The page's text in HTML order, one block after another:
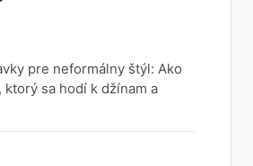
pre neformálny štýl: Ako
sa hodí k džínam a